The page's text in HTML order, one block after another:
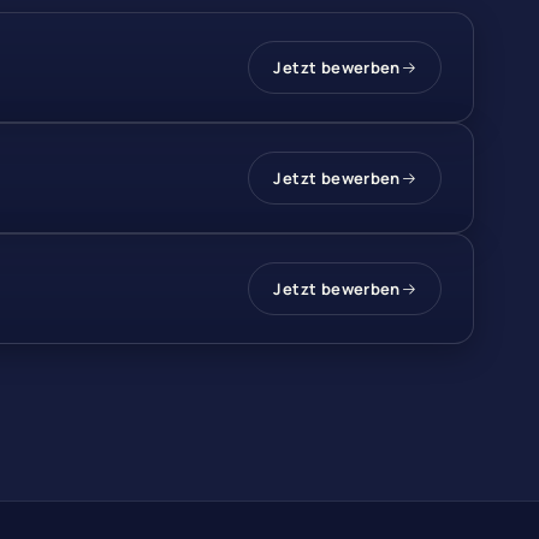
Jetzt bewerben
Jetzt bewerben
Jetzt bewerben